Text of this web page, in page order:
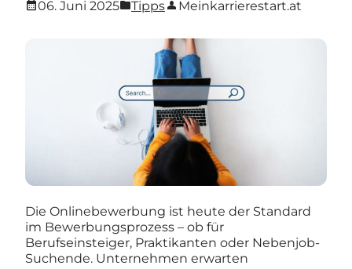
calendar_month06. Juni 2025folderTippsperson Meinkarrierestart.at
Die Onlinebewerbung ist heute der Standard
im Bewerbungsprozess – ob für
Berufseinsteiger, Praktikanten oder Nebenjob-
Suchende. Unternehmen erwarten